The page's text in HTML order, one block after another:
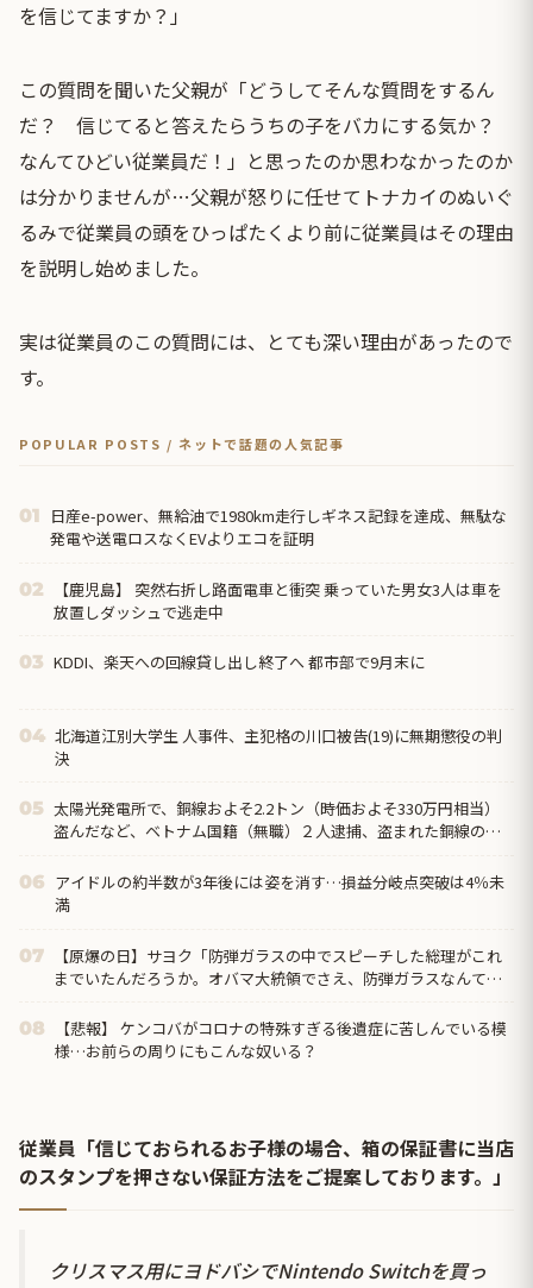
を信じてますか？」
この質問を聞いた父親が「どうしてそんな質問をするん
だ？ 信じてると答えたらうちの子をバカにする気か？
なんてひどい従業員だ！」と思ったのか思わなかったのか
は分かりませんが…父親が怒りに任せてトナカイのぬいぐ
るみで従業員の頭をひっぱたくより前に従業員はその理由
を説明し始めました。
実は従業員のこの質問には、とても深い理由があったので
す。
POPULAR POSTS / ネットで話題の人気記事
01
日産e-power、無給油で1980km走行しギネス記録を達成、無駄な
発電や送電ロスなくEVよりエコを証明
02
【鹿児島】 突然右折し路面電車と衝突 乗っていた男女3人は車を
放置しダッシュで逃走中
03 KDDI、楽天への回線貸し出し終了へ 都市部で9月末に
04 北海道江別大学生 人事件、主犯格の川口被告(19)に無期懲役の判
決
05 太陽光発電所で、銅線およそ2.2トン（時価およそ330万円相当）
盗んだなど、ベトナム国籍（無職）２人逮捕、盗まれた銅線の半
06 アイドルの約半数が3年後には姿を消す…損益分岐点突破は4％未
満
07
【原爆の日】サヨク「防弾ガラスの中でスピーチした総理がこれ
までいたんだろうか。オバマ大統領でさえ、防弾ガラスなんてな
08
【悲報】 ケンコバがコロナの特殊すぎる後遺症に苦しんでいる模
様…お前らの周りにもこんな奴いる？
従業員「信じておられるお子様の場合、箱の保証書に当店
のスタンプを押さない保証方法をご提案しております。」
クリスマス用にヨドバシでNintendo Switchを買っ